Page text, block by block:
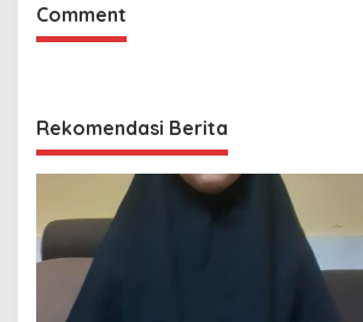
Comment
Rekomendasi Berita